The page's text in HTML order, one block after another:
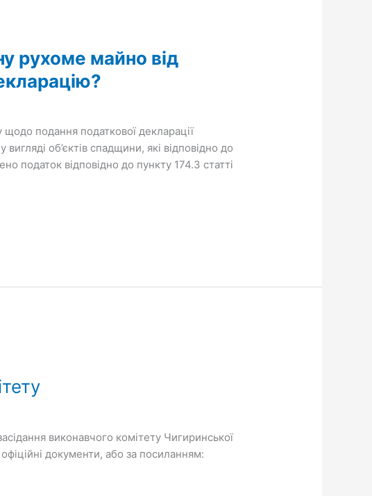
рухоме майно від
щодо подання податкової декларації
об’єктів спадщини, які відповідно до
податок відповідно до пункту 174.3 статті
виконавчого комітету Чигиринської
документи, або за посиланням: